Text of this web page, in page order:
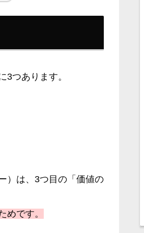
3つあります。
）は、3つ目の「価値の
めです。